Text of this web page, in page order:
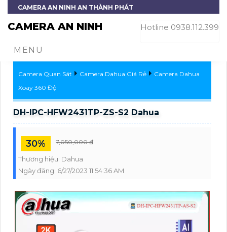
CAMERA AN NINH AN THÀNH PHÁT
CAMERA AN NINH Hotline 0938.112.399
MENU
Camera Quan Sát Camera Dahua Giá Rẻ
Camera Dahua
Xoay 360 Độ
DH-IPC-HFW2431TP-ZS-S2 Dahua
30% 7,050,000 ₫
Thương hiệu: Dahua
Ngày đăng: 6/27/2023 11:54:36 AM